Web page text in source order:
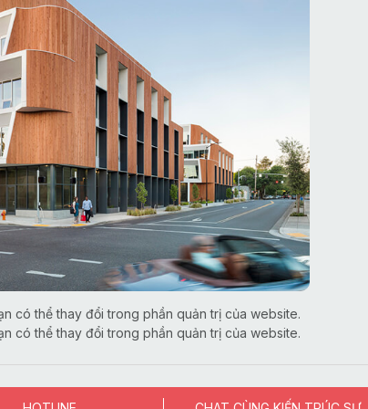
có thể thay đổi trong phần quản trị của website.
có thể thay đổi trong phần quản trị của website.